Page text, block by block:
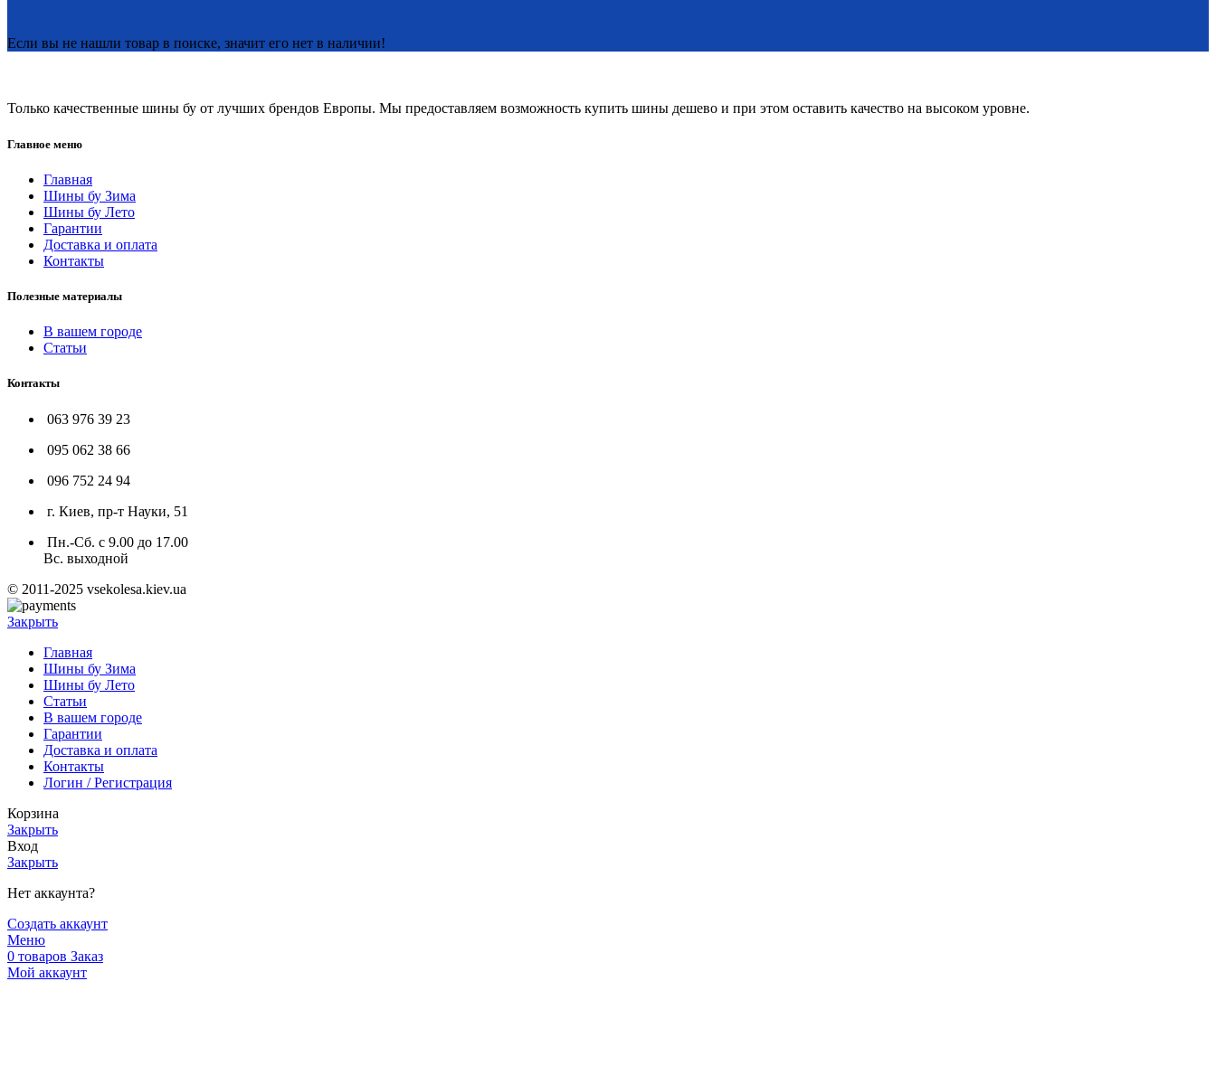
Если вы не нашли товар в поиске, значит его нет в наличии!
Только качественные шины бу от лучших брендов Европы. Мы предоставляем возможность купить шины дешево и при этом оставить качество на высоком уровне.
Главное меню
Главная
Шины бу Зима
Шины бу Лето
Гарантии
Доставка и оплата
Контакты
Полезные материалы
В вашем городе
Статьи
Контакты
063 976 39 23
095 062 38 66
096 752 24 94
г. Киев, пр-т Науки, 51
Пн.-Сб. с 9.00 до 17.00
Вс. выходной
© 2011-2025 vsekolesa.kiev.ua
Закрыть
Главная
Шины бу Зима
Шины бу Лето
Статьи
В вашем городе
Гарантии
Доставка и оплата
Контакты
Логин / Регистрация
Корзина
Закрыть
Вход
Закрыть
Нет аккаунта?
Создать аккаунт
Меню
0 товаров Заказ
Мой аккаунт